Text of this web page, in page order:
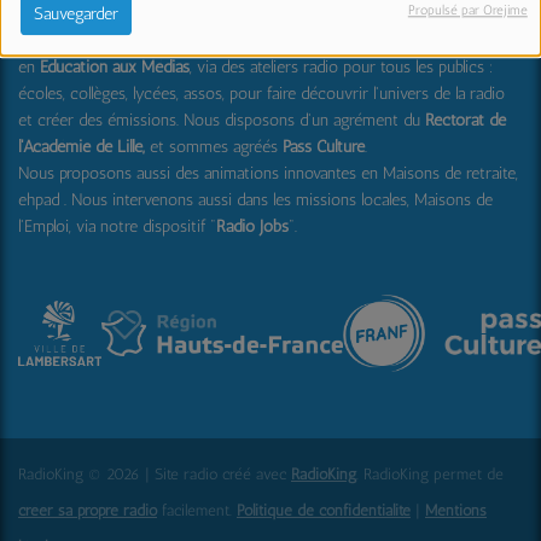
Sauvegarder Propulsé par Orejime
Nous sommes également acteurs dans les Hauts-de-France
en Education aux Médias, via des ateliers radio pour tous les publics :
écoles, collèges, lycées, assos, pour faire découvrir l'univers de la radio
et créer des émissions. Nous disposons d'un agrément du Rectorat de
l'Académie de Lille, et sommes agréés Pass Culture.
Nous proposons aussi des animations innovantes en Maisons de retraite,
ehpad . Nous intervenons aussi dans les missions locales, Maisons de
l'Emploi, via notre dispositif "Radio Jobs".
RadioKing © 2026 | Site radio créé avec RadioKing . RadioKing permet de
créer sa propre radio facilement. Politique de confidentialité
Mentions